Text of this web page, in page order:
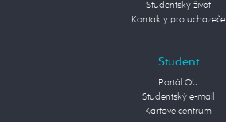
Studentský život
Kontakty pro uchazeče
Student
Portál OU
Studentský e-mail
Kartové centrum